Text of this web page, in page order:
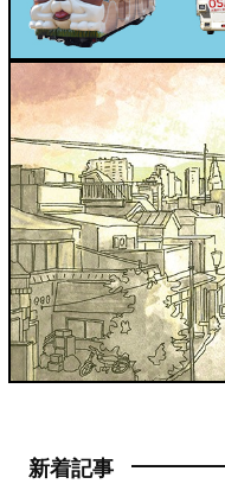
新着記事